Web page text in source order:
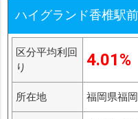
ハイグランド香椎駅前
区分平均利回
り
4.01%
所在地 福岡県福